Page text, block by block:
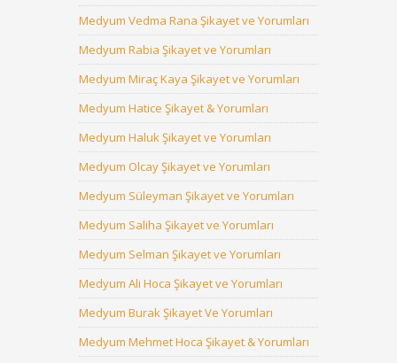
Medyum Vedma Rana Şikayet ve Yorumları
Medyum Rabia Şikayet ve Yorumları
Medyum Miraç Kaya Şikayet ve Yorumları
Medyum Hatice Şikayet & Yorumları
Medyum Haluk Şikayet ve Yorumları
Medyum Olcay Şikayet ve Yorumları
Medyum Süleyman Şikayet ve Yorumları
Medyum Saliha Şikayet ve Yorumları
Medyum Selman Şikayet ve Yorumları
Medyum Ali Hoca Şikayet ve Yorumları
Medyum Burak Şikayet Ve Yorumları
Medyum Mehmet Hoca Şikayet & Yorumları